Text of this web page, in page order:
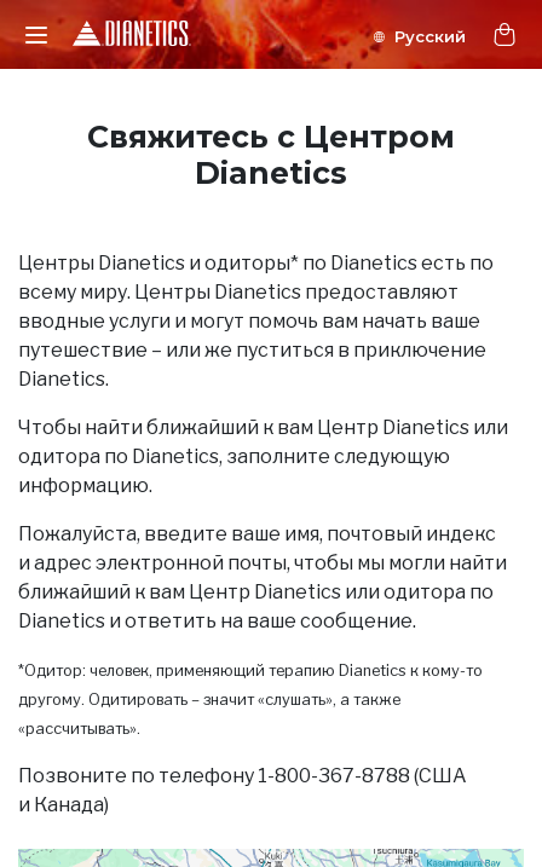
Свяжитесь с Центром
Dianetics
Центры Dianetics и одиторы* по Dianetics есть по
всему миру. Центры Dianetics предоставляют
вводные услуги и могут помочь вам начать ваше
путешествие – или же пуститься в приключение
Dianetics.
Чтобы найти ближайший к вам Центр Dianetics или
одитора по Dianetics, заполните следующую
информацию.
Пожалуйста, введите ваше имя, почтовый индекс
и адрес электронной почты, чтобы мы могли найти
ближайший к вам Центр Dianetics или одитора по
Dianetics и ответить на ваше сообщение.
*Одитор: человек, применяющий терапию Dianetics к кому-то
другому. Одитировать – значит «слушать», а также
«рассчитывать».
Позвоните по телефону 1-800-367-8788 (США
и Канада)